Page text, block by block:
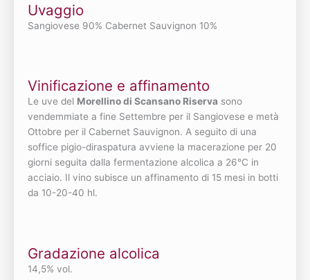
Uvaggio
Sangiovese 90% Cabernet Sauvignon 10%
Vinificazione e affinamento
Le uve del Morellino di Scansano Riserva sono
vendemmiate a fine Settembre per il Sangiovese e metà
Ottobre per il Cabernet Sauvignon. A seguito di una
soffice pigio-diraspatura avviene la macerazione per 20
giorni seguita dalla fermentazione alcolica a 26°C in
acciaio. Il vino subisce un affinamento di 15 mesi in botti
da 10-20-40 hl.
Gradazione alcolica
14,5% vol.